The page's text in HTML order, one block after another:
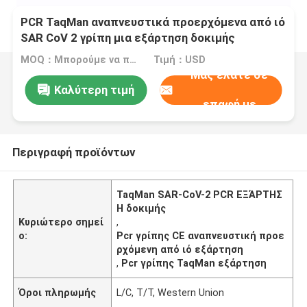
PCR TaqMan αναπνευστικά προερχόμενα από ιό
SAR CoV 2 γρίπη μια εξάρτηση δοκιμής
ανίχνευσης νουκλεϊνικού οξέος Β
MOQ：Μπορούμε να παραγάγουμε τις υγρές και λυοφιλοποιημένες εξαρτήσεις Τιμή：USD
Καλύτερη τιμή
Μας ελάτε σε
επαφή με
Περιγραφή προϊόντων
Κυριώτερο σημεί
ο:
TaqMan SAR-CoV-2 PCR ΕΞΆΡΤΗΣ
Η δοκιμής
,
Pcr γρίπης CE αναπνευστική προε
ρχόμενη από ιό εξάρτηση
, Pcr γρίπης TaqMan εξάρτηση
Όροι πληρωμής L/C, T/T, Western Union